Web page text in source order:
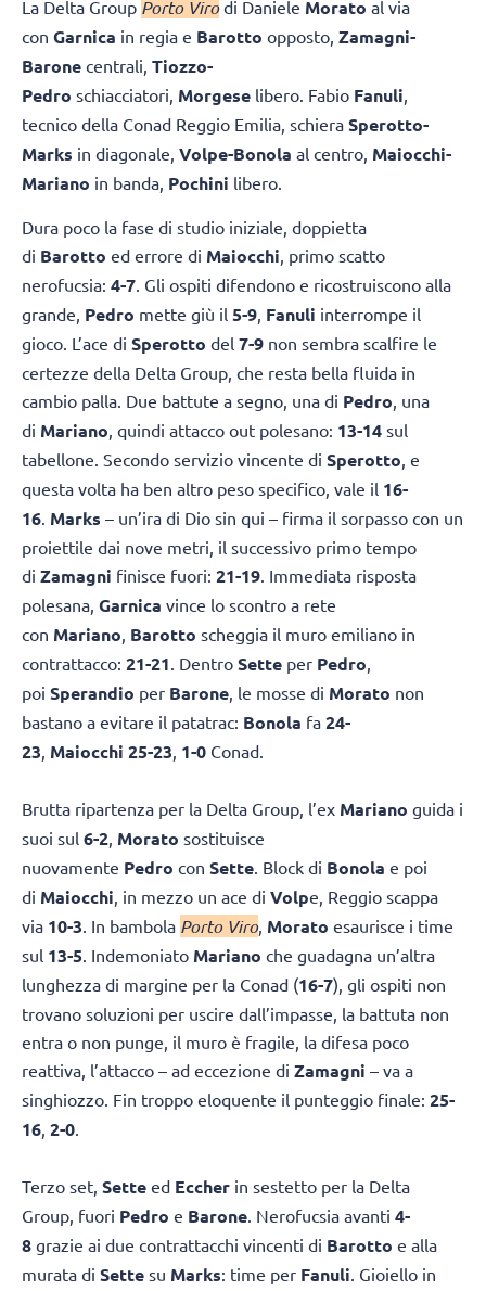
La Delta Group Porto Virodi Daniele Morato al via
con Garnica in regia e Barotto opposto, Zamagni-
Barone centrali, Tiozzo-
Pedro schiacciatori, Morgese libero. Fabio Fanuli
tecnico della Conad Reggio Emilia, schiera Sperotto-
Marks in diagonale, Volpe-Bonola al centro, Maiocchi-
Mariano in banda, Pochini libero.
Dura poco la fase di studio iniziale, doppietta
di Barotto ed errore di Maiocchi, primo scatto
nerofucsia: 4-7. Gli ospiti difendono e ricostruiscono alla
grande, Pedro mette giù il 5-9, Fanuli interrompe il
gioco. L’ace di Sperotto del 7-9 non sembra scalfire le
certezze della Delta Group, che resta bella fluida in
cambio palla. Due battute a segno, una di Pedro, una
di Mariano, quindi attacco out polesano: 13-14 sul
tabellone. Secondo servizio vincente di Sperotto, e
questa volta ha ben altro peso specifico, vale il 16-
16. Marks – un’ira di Dio sin qui – firma il sorpasso con un
proiettile dai nove metri, il successivo primo tempo
di Zamagni finisce fuori: 21-19. Immediata risposta
polesana, Garnica vince lo scontro a rete
con Mariano, Barotto scheggia il muro emiliano in
contrattacco: 21-21. Dentro Sette per Pedro,
poi Sperandio per Barone, le mosse di Morato non
bastano a evitare il patatrac: Bonola fa 24-
23, Maiocchi 25-23, 1-0 Conad.
Brutta ripartenza per la Delta Group, l’ex Mariano guida i
suoi sul 6-2, Morato sostituisce
nuovamente Pedro con Sette. Block di Bonola e poi
di Maiocchi, in mezzo un ace di Volpe, Reggio scappa
via 10-3. In bambola Porto Viro, Morato esaurisce i time
sul 13-5. Indemoniato Mariano che guadagna un’altra
lunghezza di margine per la Conad (16-7), gli ospiti non
trovano soluzioni per uscire dall’impasse, la battuta non
entra o non punge, il muro è fragile, la difesa poco
reattiva, l’attacco – ad eccezione di Zamagni – va a
singhiozzo. Fin troppo eloquente il punteggio finale: 25-
16, 2-0.
Terzo set, Sette ed Eccher in sestetto per la Delta
Group, fuori Pedro e Barone. Nerofucsia avanti 4-
8 grazie ai due contrattacchi vincenti di Barotto e alla
murata di Sette su Marks: time per Fanuli. Gioiello in